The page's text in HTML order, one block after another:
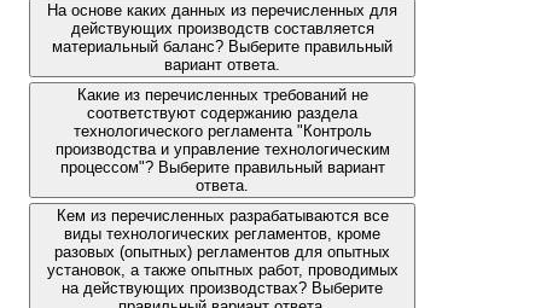
На основе каких данных из перечисленных для
действующих производств составляется
материальный баланс? Выберите правильный
вариант ответа.
Какие из перечисленных требований не
соответствуют содержанию раздела
технологического регламента "Контроль
производства и управление технологическим
процессом"? Выберите правильный вариант
ответа.
Кем из перечисленных разрабатываются все
виды технологических регламентов, кроме
разовых (опытных) регламентов для опытных
установок, а также опытных работ, проводимых
на действующих производствах? Выберите